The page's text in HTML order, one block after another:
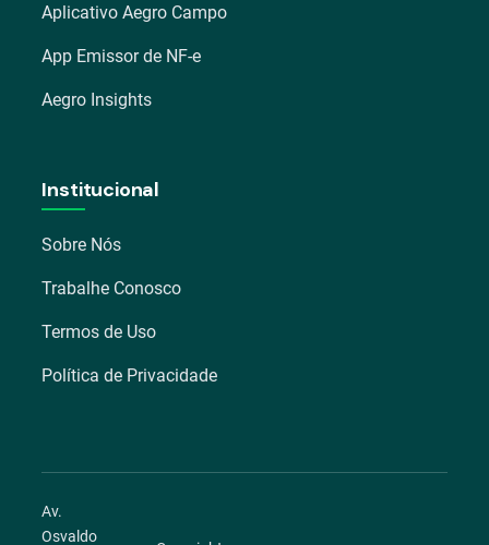
Aplicativo Aegro Campo
App Emissor de NF-e
Aegro Insights
Institucional
Sobre Nós
Trabalhe Conosco
Termos de Uso
Política de Privacidade
Av.
Osvaldo